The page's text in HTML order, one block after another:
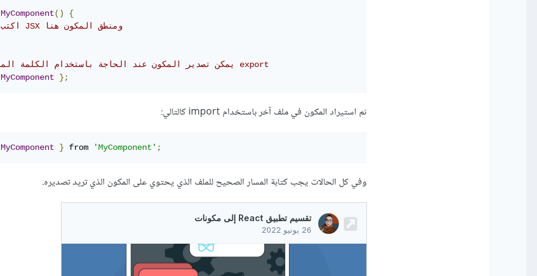
MyComponent()
{
// اكتب رمز JSX ومنطق المكون هنا
// يمكن تصدير المكون عند الحاجة باستخدام الكلمة المفتاحية export
MyComponent };
ثم استيراد المكون في ملف آخر باستخدام import كالتالي:
MyComponent } from 'MyComponent' ;
وفي كل الحالات يجب كتابة المسار الصحيح للملف الذي يحتوي على المكون الذي تريد تصديره.